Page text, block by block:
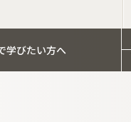
学びたい方へ